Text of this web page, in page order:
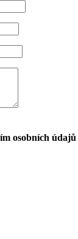
osobních